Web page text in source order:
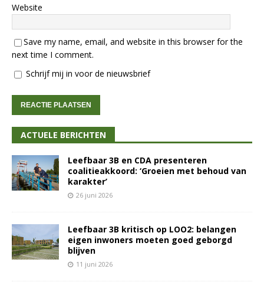
Website
Save my name, email, and website in this browser for the
next time I comment.
Schrijf mij in voor de nieuwsbrief
ACTUELE BERICHTEN
Leefbaar 3B en CDA presenteren
coalitieakkoord: ‘Groeien met behoud van
karakter’
26 juni 2026
Leefbaar 3B kritisch op LOO2: belangen
eigen inwoners moeten goed geborgd
blijven
11 juni 2026